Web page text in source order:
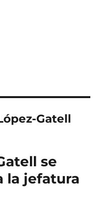
Gatell
se
la jefatura